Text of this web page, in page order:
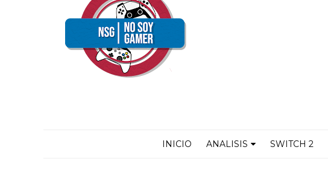
INICIO ANALISIS SWITCH 2